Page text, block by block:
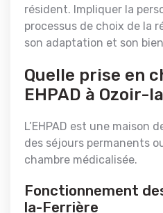
résident. Impliquer la
processus de choix de la
son adaptation et son
Quelle prise en
EHPAD à Ozoir-
L’EHPAD est une maison
des séjours permanents
chambre médicalisée.
Fonctionnement
la-Ferrière